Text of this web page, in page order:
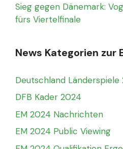
Sieg gegen Dänemark:
fürs Viertelfinale
News Kategorien zur
Deutschland Länderspiele
DFB Kader 2024
EM 2024 Nachrichten
EM 2024 Public Viewing